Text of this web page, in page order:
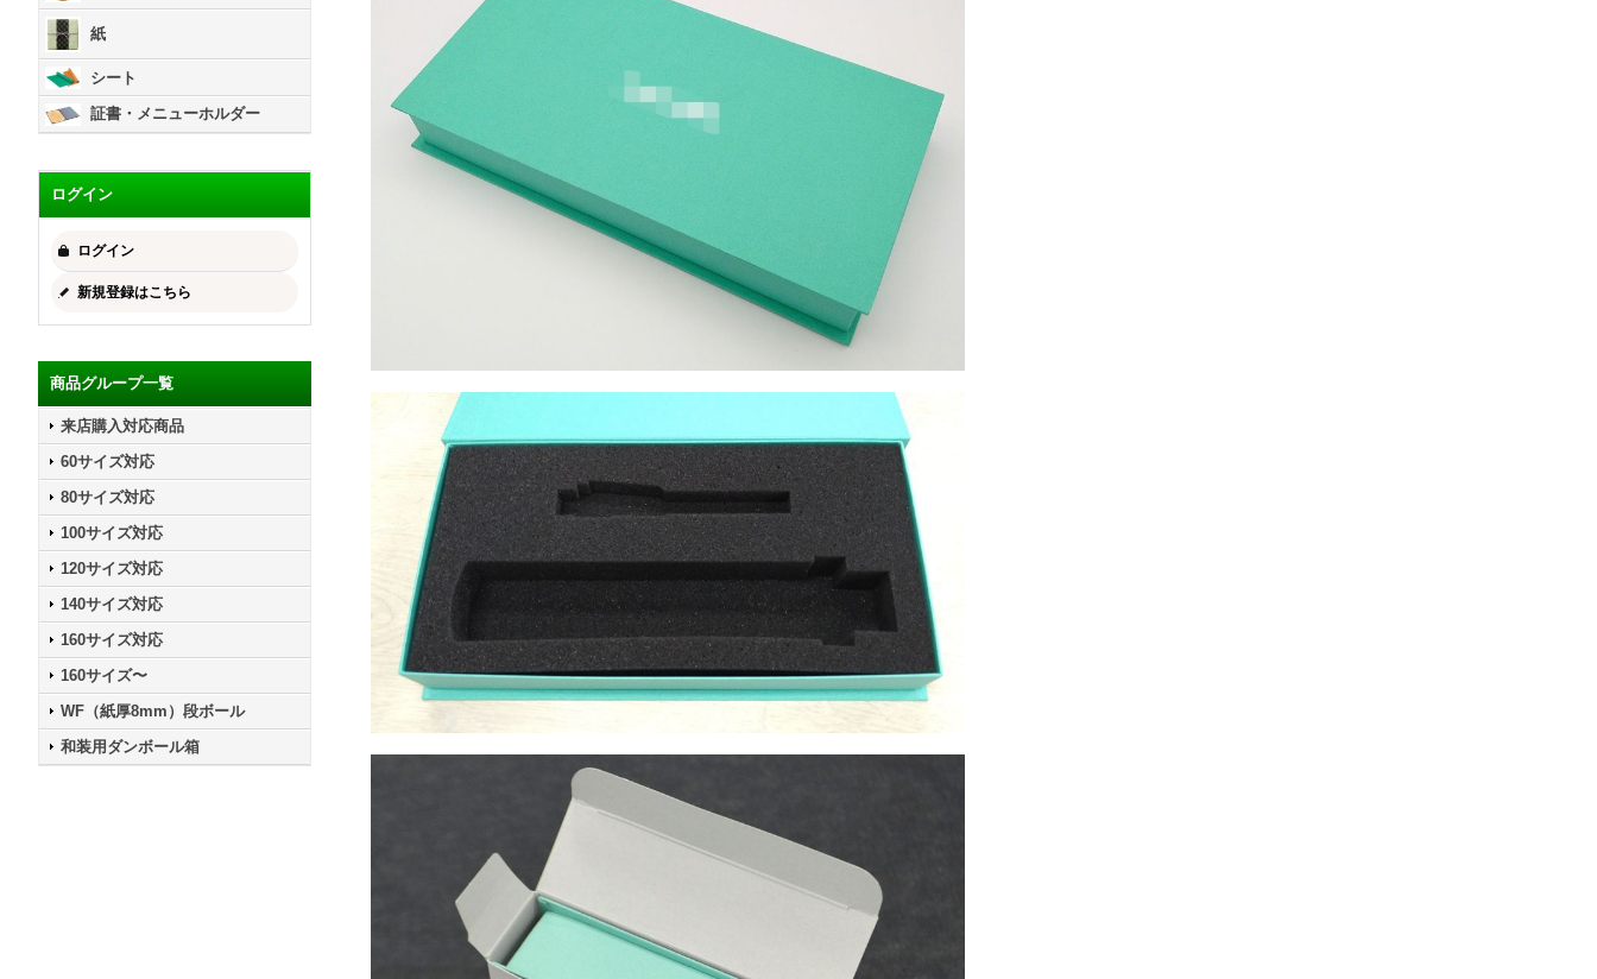
紙
シート
証書・メニューホルダー
ログイン
ログイン
新規登録はこちら
商品グループ一覧
来店購入対応商品
60サイズ対応
80サイズ対応
100サイズ対応
120サイズ対応
140サイズ対応
160サイズ対応
160サイズ〜
WF（紙厚8mm）段ボール
和装用ダンボール箱